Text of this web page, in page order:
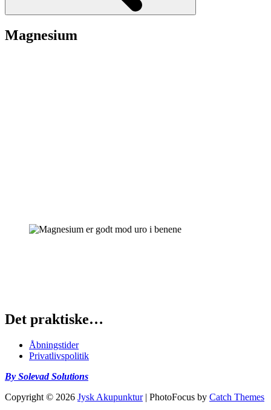
Magnesium
Det praktiske…
Åbningstider
Privatlivspolitik
By Solevad Solutions
Copyright © 2026 Jysk Akupunktur | PhotoFocus by Catch Themes